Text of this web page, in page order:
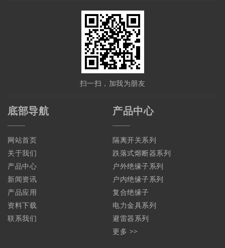
扫一扫，加我为朋友
产品中心
隔离开关系列
跌落式熔断器系列
户外绝缘子系列
户内绝缘子系列
复合绝缘子
电力金具系列
避雷器系列
更多 >>
底部导航
网站首页
关于我们
产品中心
新闻资讯
产品应用
资料下载
联系我们